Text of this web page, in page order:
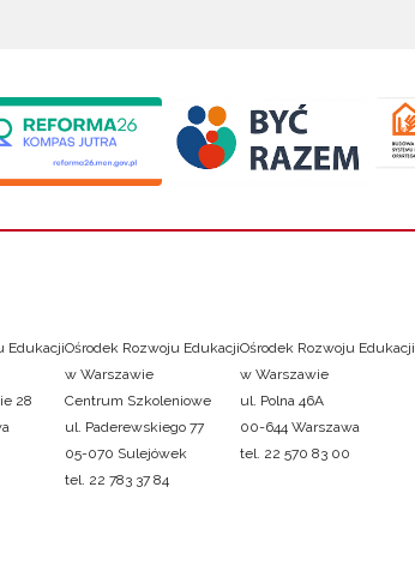
Edukacji
28
Ośrodek Rozwoju Edukacji
w Warszawie
Centrum Szkoleniowe
ul. Paderewskiego 77
05-070 Sulejówek
tel. 22 783 37 84
Ośrodek Rozwoju Edukacji
w Warszawie
ul. Polna 46A
00-644 Warszawa
tel. 22 570 83 00